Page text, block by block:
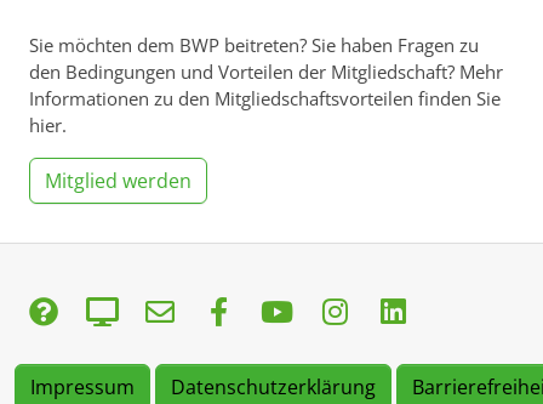
Sie möchten dem BWP beitreten? Sie haben Fragen zu
den Bedingungen und Vorteilen der Mitgliedschaft? Mehr
Informationen zu den Mitgliedschaftsvorteilen finden Sie
hier.
Mitglied werden
Impressum Datenschutzerklärung